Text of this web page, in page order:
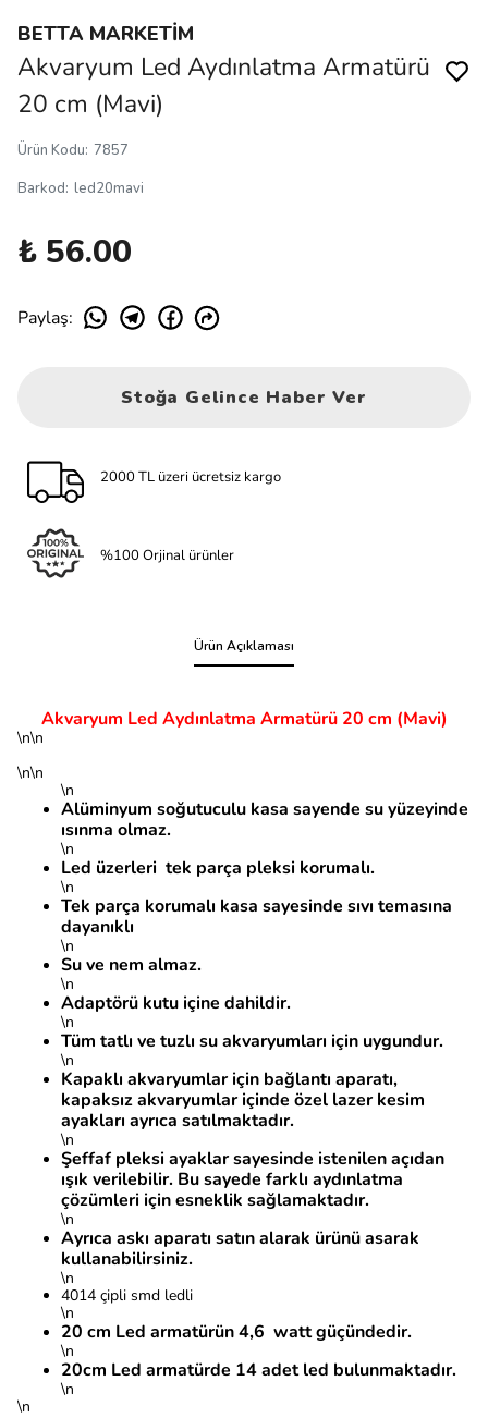
BETTA MARKETİM
Akvaryum Led Aydınlatma Armatürü
20 cm (Mavi)
Ürün Kodu: 7857
Barkod: led20mavi
₺ 56.00
Paylaş:
Stoğa Gelince Haber Ver
2000 TL üzeri ücretsiz kargo
%100 Orjinal ürünler
Ürün Açıklaması
Akvaryum Led Aydınlatma Armatürü 20 cm (Mavi)
\n\n
\n\n
\n
Alüminyum soğutuculu kasa sayende su yüzeyinde
ısınma olmaz.
\n
Led üzerleri tek parça pleksi korumalı.
\n
Tek parça korumalı kasa sayesinde sıvı temasına
dayanıklı
\n
Su ve nem almaz.
\n
Adaptörü kutu içine dahildir.
\n
Tüm tatlı ve tuzlı su akvaryumları için uygundur.
\n
Kapaklı akvaryumlar için bağlantı aparatı,
kapaksız akvaryumlar içinde özel lazer kesim
ayakları ayrıca satılmaktadır.
\n
Şeffaf pleksi ayaklar sayesinde istenilen açıdan
ışık verilebilir. Bu sayede farklı aydınlatma
çözümleri için esneklik sağlamaktadır.
\n
Ayrıca askı aparatı satın alarak ürünü asarak
kullanabilirsiniz.
\n
4014 çipli smd ledli
\n
20 cm Led armatürün 4,6 watt güçündedir.
\n
20cm Led armatürde 14 adet led bulunmaktadır.
\n
\n